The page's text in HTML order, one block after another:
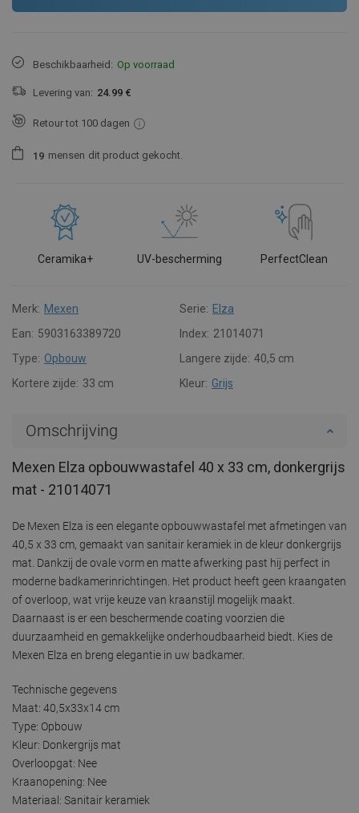
Beschikbaarheid: Op voorraad
Levering van: 24.99 €
Retour tot 100 dagen
1 9 mensen dit product gekocht.
Ceramika+ UV-bescherming PerfectClean
Merk: Mexen Serie: Elza
Ean: 5903163389720 Index: 21014071
Type: Opbouw Langere zijde: 40,5 cm
Kortere zijde: 33 cm Kleur: Grijs
Omschrijving
Mexen Elza opbouwwastafel 40 x 33 cm, donkergrijs
mat - 21014071
De Mexen Elza is een elegante opbouwwastafel met afmetingen van
40,5 x 33 cm, gemaakt van sanitair keramiek in de kleur donkergrijs
mat. Dankzij de ovale vorm en matte afwerking past hij perfect in
moderne badkamerinrichtingen. Het product heeft geen kraangaten
of overloop, wat vrije keuze van kraanstijl mogelijk maakt.
Daarnaast is er een beschermende coating voorzien die
duurzaamheid en gemakkelijke onderhoudbaarheid biedt. Kies de
Mexen Elza en breng elegantie in uw badkamer.
Technische gegevens
Maat: 40,5x33x14 cm
Type: Opbouw
Kleur: Donkergrijs mat
Overloopgat: Nee
Kraanopening: Nee
Materiaal: Sanitair keramiek